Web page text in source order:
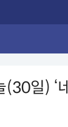
(30일) ‘